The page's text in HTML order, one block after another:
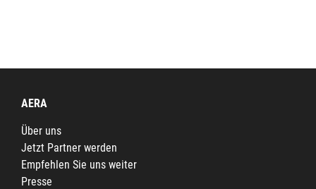
AERA
Über uns
Jetzt Partner werden
Empfehlen Sie uns weiter
Presse